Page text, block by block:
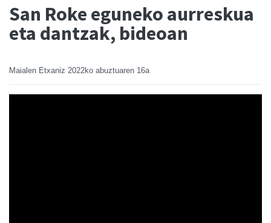
San Roke eguneko aurreskua
eta dantzak, bideoan
Maialen Etxaniz 2022ko abuztuaren 16a